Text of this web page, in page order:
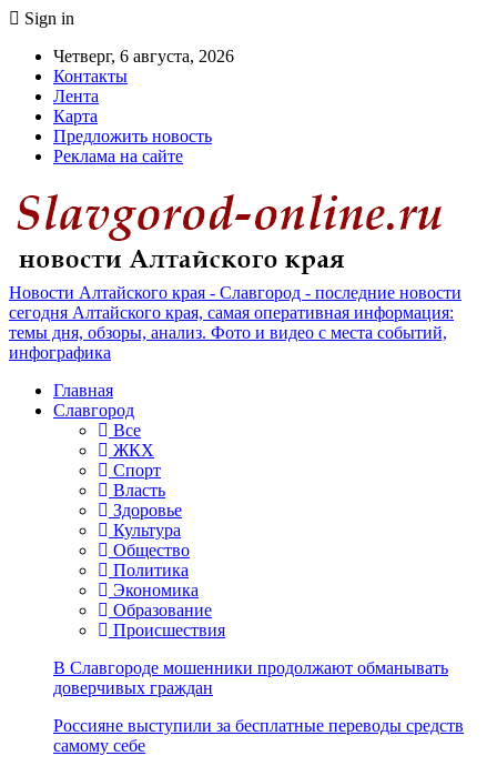
Sign in
Четверг, 6 августа, 2026
Контакты
Лента
Карта
Предложить новость
Реклама на сайте
Новости Алтайского края - Славгород - последние новости
сегодня Алтайского края, самая оперативная информация:
темы дня, обзоры, анализ. Фото и видео с места событий,
инфографика
Главная
Славгород
Все
ЖКХ
Спорт
Власть
Здоровье
Культура
Общество
Политика
Экономика
Образование
Происшествия
В Славгороде мошенники продолжают обманывать
доверчивых граждан
Россияне выступили за бесплатные переводы средств
самому себе